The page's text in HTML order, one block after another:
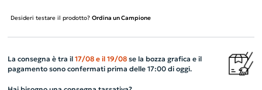
Desideri testare il prodotto? Ordina un Campione
La consegna è tra il 17/08 e il 19/08se la bozza grafica e il
pagamento sono confermati prima delle 17:00 di oggi.